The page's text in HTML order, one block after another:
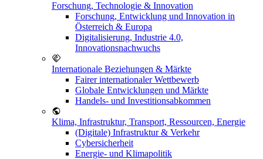
Forschung, Technologie & Innovation
Forschung, Entwicklung und Innovation in
Österreich & Europa
Digitalisierung, Industrie 4.0,
Innovationsnachwuchs
Internationale Beziehungen & Märkte
Fairer internationaler Wettbewerb
Globale Entwicklungen und Märkte
Handels- und Investitionsabkommen
Klima, Infrastruktur, Transport, Ressourcen, Energie
(Digitale) Infrastruktur & Verkehr
Cybersicherheit
Energie- und Klimapolitik